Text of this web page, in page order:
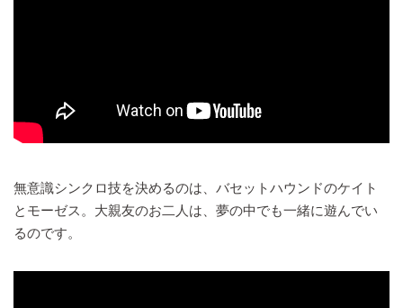
無意識シンクロ技を決めるのは、バセットハウンドのケイト
とモーゼス。大親友のお二人は、夢の中でも一緒に遊んでい
るのです。